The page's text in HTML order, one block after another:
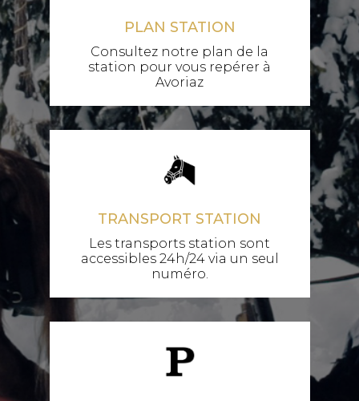
PLAN STATION
Consultez notre plan de la
station pour vous repérer à
Avoriaz
TRANSPORT STATION
Les transports station sont
accessibles 24h/24 via un seul
numéro.